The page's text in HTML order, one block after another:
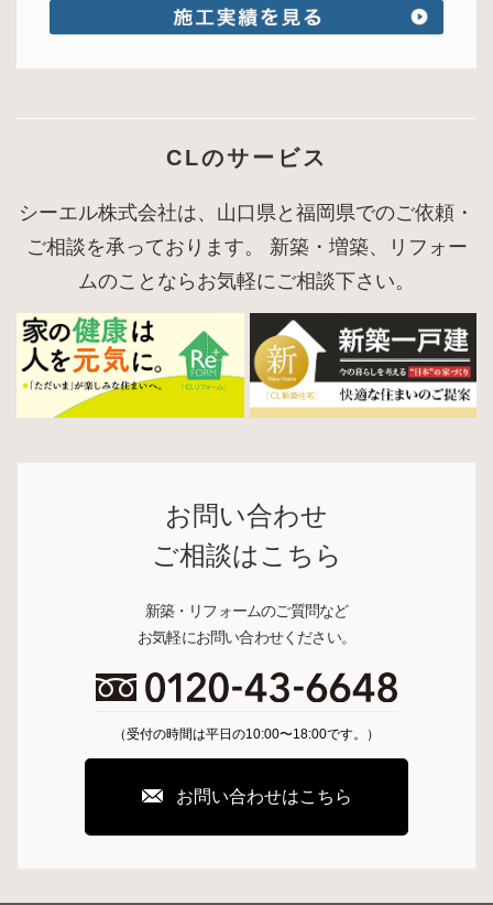
CLのサービス
シーエル株式会社は、山口県と福岡県でのご依頼・
ご相談を承っております。 新築・増築、リフォー
ムのことならお気軽にご相談下さい。
お問い合わせ
ご相談はこちら
新築・リフォームのご質問など
お気軽にお問い合わせください。
（受付の時間は平日の10:00〜18:00です。）
お問い合わせはこちら